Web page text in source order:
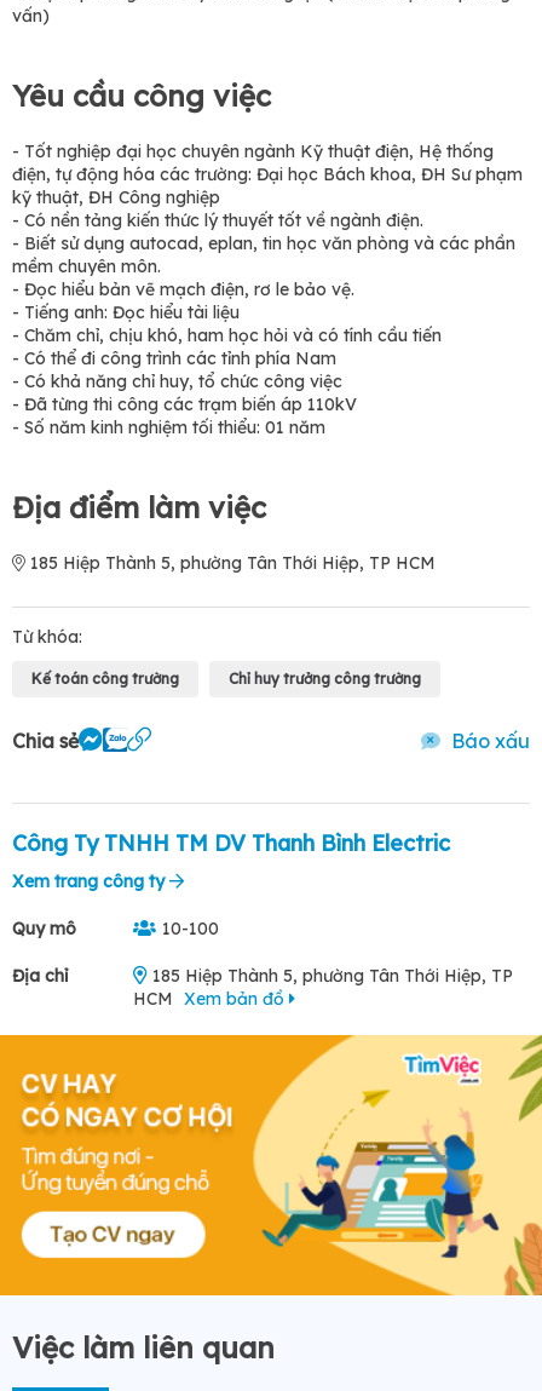
vấn)
Yêu cầu công việc
- Tốt nghiệp đại học chuyên ngành Kỹ thuật điện, Hệ thống
điện, tự động hóa các trường: Đại học Bách khoa, ĐH Sư phạm
kỹ thuật, ĐH Công nghiệp
- Có nền tảng kiến thức lý thuyết tốt về ngành điện.
- Biết sử dụng autocad, eplan, tin học văn phòng và các phần
mềm chuyên môn.
- Đọc hiểu bản vẽ mạch điện, rơ le bảo vệ.
- Tiếng anh: Đọc hiểu tài liệu
- Chăm chỉ, chịu khó, ham học hỏi và có tính cầu tiến
- Có thể đi công trình các tỉnh phía Nam
- Có khả năng chỉ huy, tổ chức công việc
- Đã từng thi công các trạm biến áp 110kV
- Số năm kinh nghiệm tối thiểu: 01 năm
Địa điểm làm việc
185 Hiệp Thành 5, phường Tân Thới Hiệp, TP HCM
Từ khóa:
Kế toán công trường Chỉ huy trưởng công trường
Chia sẻ Báo xấu
Công Ty TNHH TM DV Thanh Bình Electric
Xem trang công ty
Quy mô 10-100
Địa chỉ
185 Hiệp Thành 5, phường Tân Thới Hiệp, TP
HCM Xem bản đồ
Việc làm liên quan